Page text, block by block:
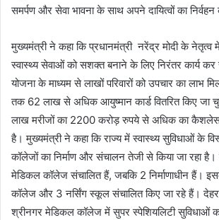
समर्पण और सेवा भावना के साथ अपने दायित्वों का
मुख्यमंत्री ने कहा कि प्रधानमंत्री नरेंद्र मोदी के नेतृत्व
स्वास्थ्य सेवाओं को सशक्त बनाने के लिए निरंतर कार्य कर
योजना के माध्यम से लाखों परिवारों को उपचार का लाभ
तक 62 लाख से अधिक आयुष्मान कार्ड वितरित किए जा
लाख मरीजों का 2200 करोड़ रुपये से अधिक का कैशलेस
है। मुख्यमंत्री ने कहा कि राज्य में स्वास्थ्य सुविधाओं के
कॉलेजों का निर्माण और संचालन तेजी से किया जा रहा
मेडिकल कॉलेज संचालित हैं, जबकि 2 निर्माणाधीन हैं।
कॉलेज और 3 नर्सिंग स्कूल संचालित किए जा रहे हैं।
श्रीनगर मेडिकल कॉलेज में सुपर स्पेशियलिटी सुविधाओं का